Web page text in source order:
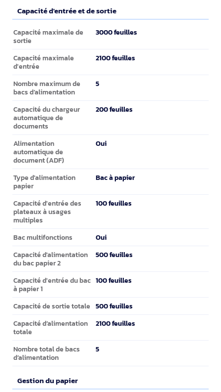
Capacité d'entrée et de sortie
Capacité d'entrée et de sortie
Capacité maximale de
sortie
3000 feuilles
Capacité maximale
d'entrée
2100 feuilles
Nombre maximum de
bacs d’alimentation
5
Capacité du chargeur
automatique de
documents
200 feuilles
Alimentation
automatique de
document (ADF)
Oui
Type d'alimentation
papier
Bac à papier
Capacité d'entrée des
plateaux à usages
multiples
100 feuilles
Bac multifonctions Oui
Capacité d'alimentation
du bac papier 2
500 feuilles
Capacité d'entrée du bac
à papier 1
100 feuilles
Capacité de sortie totale 500 feuilles
Capacité d’alimentation
totale
2100 feuilles
Nombre total de bacs
d’alimentation
5
Gestion du papier